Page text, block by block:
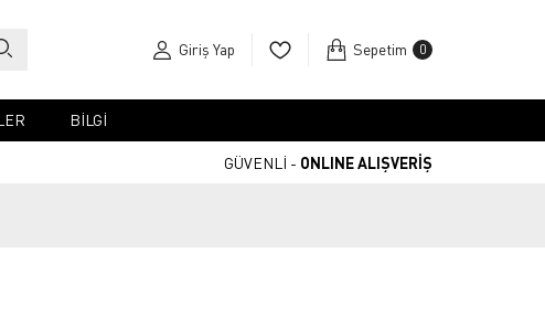
Giriş Yap Sepetim 0
BİLGİ
GÜVENLİ - ONLINE ALIŞVERİŞ